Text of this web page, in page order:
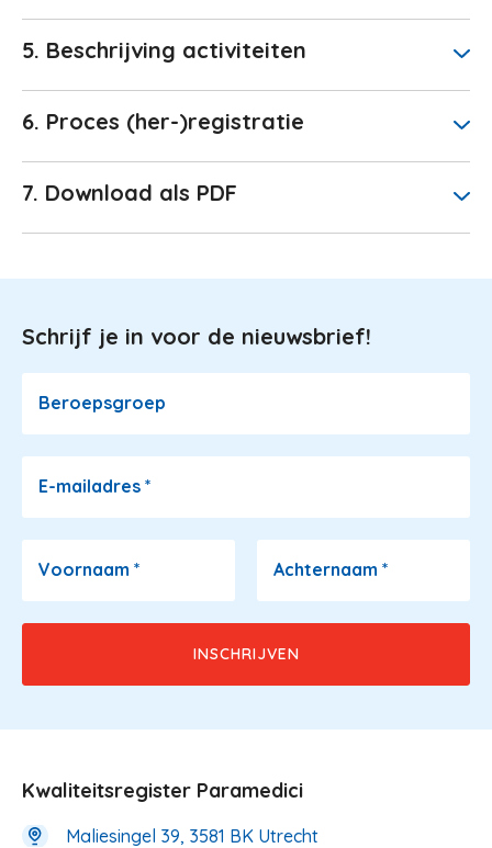
5. Beschrijving activiteiten
6. Proces (her-)registratie
7. Download als PDF
Image
Schrijf je in voor de nieuwsbrief!
Beroepsgroep
E-mailadres *
Voornaam * Achternaam *
Kwaliteitsregister Paramedici
Maliesingel 39, 3581 BK Utrecht